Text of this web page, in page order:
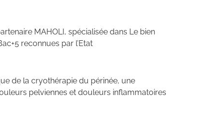
MAHOLI, spécialisée dans Le bien
reconnues par l’Etat
de la cryothérapie du périnée, une
pelviennes et douleurs inflammatoires